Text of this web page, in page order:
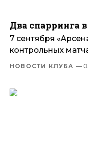
Два спарринга
7 сентября
контрольных
НОВОСТИ КЛУБА —